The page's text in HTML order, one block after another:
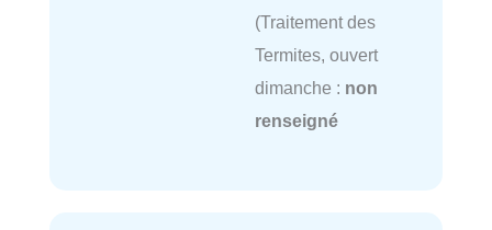
(Traitement des
Termites, ouvert
dimanche : non
renseigné